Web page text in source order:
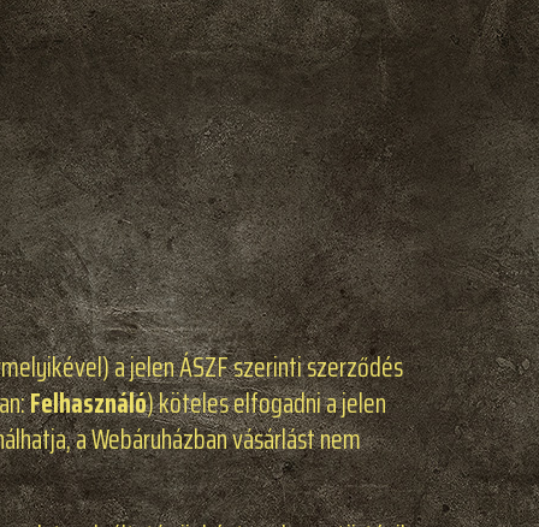
a jelen ÁSZF szerinti szerződés
Felhasználó) köteles elfogadni a jelen
a Webáruházban vásárlást nem